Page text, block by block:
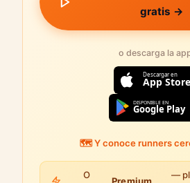
gratis →
o descarga la
Descargar en
App Store
DISPONIBLE EN
Google Play
🗺️ Y conoce runners
O
—